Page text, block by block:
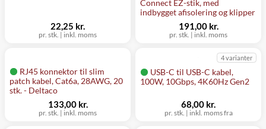
pr. stk. | inkl. moms
22,25 kr.
Connect EZ-stik, med
indbygget afisolering og klipper
pr. stk. | inkl. moms
191,00 kr.
RJ45 konnektor til slim
patch kabel, Cat6a, 28AWG, 20
stk. - Deltaco
pr. stk. | inkl. moms
133,00 kr.
USB-C til USB-C kabel,
100W, 10Gbps, 4K60Hz Gen2
4 varianter
pr. stk. | inkl. moms fra
68,00 kr.